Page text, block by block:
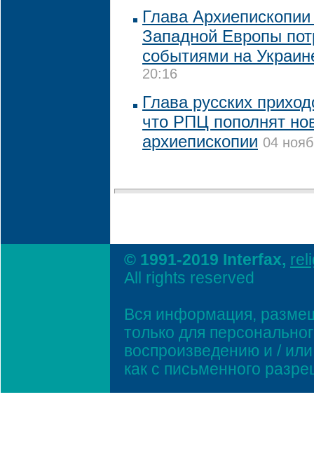
Глава
Западной Европы
событиями на
20:16
Глава русских
что РПЦ пополнят
архиепископии 04
© 1991-2019 Interfax,
All rights reserved
Вся информация,
только для
воспроизведению и /
как с письменного